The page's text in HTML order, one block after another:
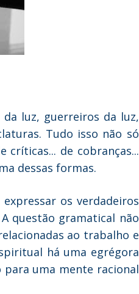
luz, guerreiros da luz,
Tudo isso não só
críticas... de cobranças...
dessas formas.
os verdadeiros
questão gramatical não
ao trabalho e
há uma egrégora
uma mente racional